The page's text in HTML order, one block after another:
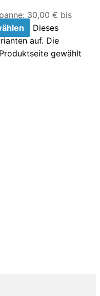
30,00 € bis
Dieses
auf. Die
gewählt